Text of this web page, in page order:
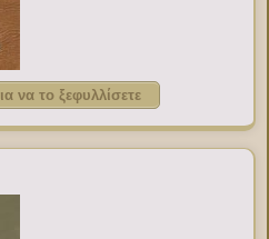
να το ξεφυλλίσετε